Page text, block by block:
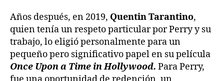
Años después, en 2019, Quentin Tarantino,
quien tenía un respeto particular por Perry y su
trabajo, lo eligió personalmente para un
pequeño pero significativo papel en su película
Once Upon a Time in Hollywood. Para Perry,